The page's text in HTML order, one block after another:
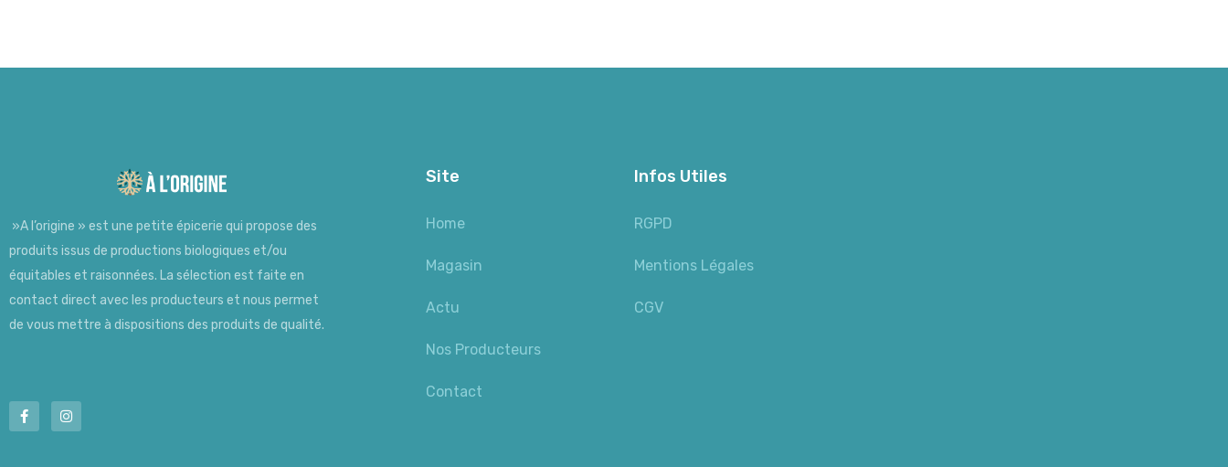
»A l’origine » est une petite épicerie qui propose des
produits issus de productions biologiques et/ou
équitables et raisonnées. La sélection est faite en
contact direct avec les producteurs et nous permet
de vous mettre à dispositions des produits de qualité.
Site
Home
Magasin
Actu
Nos Producteurs
Contact
Infos Utiles
RGPD
Mentions Légales
CGV